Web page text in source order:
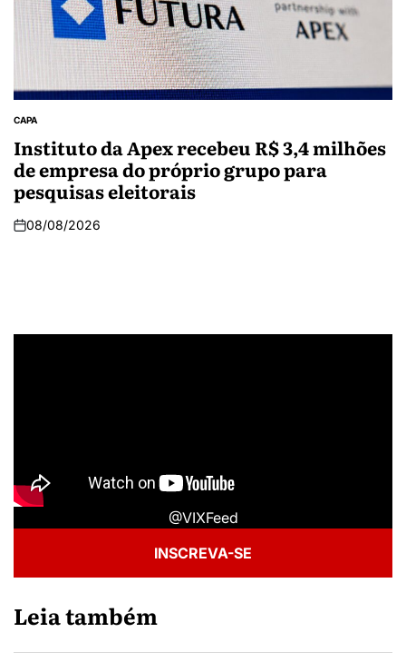
CAPA
Instituto da Apex recebeu R$ 3,4 milhões
de empresa do próprio grupo para
pesquisas eleitorais
08/08/2026
@VIXFeed
INSCREVA-SE
Leia também